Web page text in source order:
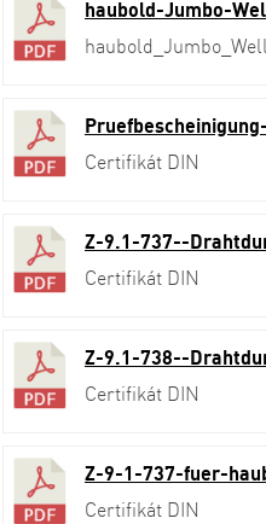
haubold-Jumbo-
Certifikát DIN
Z-9.1-737--
Certifikát DIN
Z-9.1-738--
Certifikát DIN
Z-9-1-737-fuer-
Certifikát DIN